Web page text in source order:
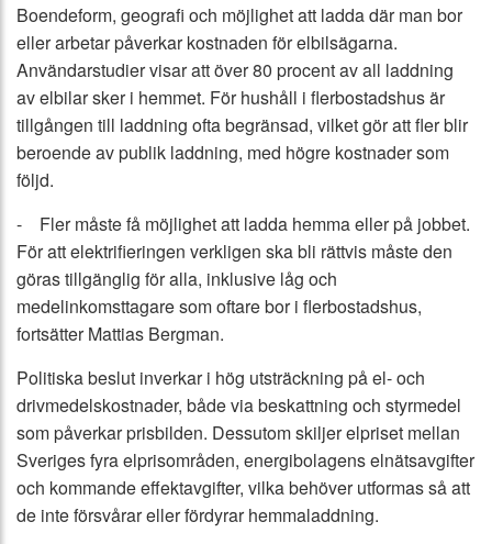
Boendeform, geografi och möjlighet att ladda där man bor
eller arbetar påverkar kostnaden för elbilsägarna.
Användarstudier visar att över 80 procent av all laddning
av elbilar sker i hemmet. För hushåll i flerbostadshus är
tillgången till laddning ofta begränsad, vilket gör att fler blir
beroende av publik laddning, med högre kostnader som
följd.
- Fler måste få möjlighet att ladda hemma eller på jobbet.
För att elektrifieringen verkligen ska bli rättvis måste den
göras tillgänglig för alla, inklusive låg och
medelinkomsttagare som oftare bor i flerbostadshus,
fortsätter Mattias Bergman.
Politiska beslut inverkar i hög utsträckning på el- och
drivmedelskostnader, både via beskattning och styrmedel
som påverkar prisbilden. Dessutom skiljer elpriset mellan
Sveriges fyra elprisområden, energibolagens elnätsavgifter
och kommande effektavgifter, vilka behöver utformas så att
de inte försvårar eller fördyrar hemmaladdning.